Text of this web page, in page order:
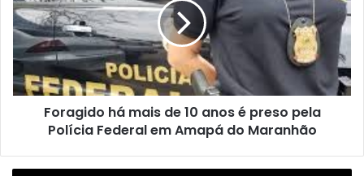
combate ao tráfico de drogas e à criminalidade organizada
em diferentes regiões do estado.
Maranhão policia militar
a
g
i
d
o
h
Foragido há mais de 10 anos é preso pela
Polícia Federal em Amapá do Maranhão